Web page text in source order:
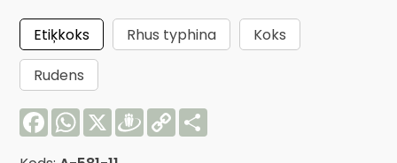
Etiķkoks Rhus typhina
Koks
Rudens
FacebookWhatsApp
X Draugiem
Copy
Link